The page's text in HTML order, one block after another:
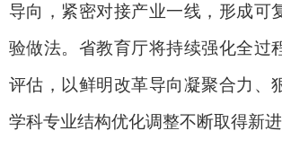
导向，紧密对接产业一线，形成可
验做法。省教育厅将持续强化全过
评估，以鲜明改革导向凝聚合力、
学科专业结构优化调整不断取得新进